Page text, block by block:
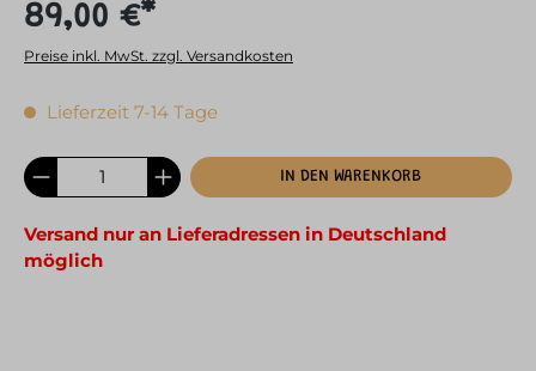
89,00 €*
Preise inkl. MwSt. zzgl. Versandkosten
Lieferzeit 7-14 Tage
IN DEN WARENKORB
Versand nur an Lieferadressen in Deutschland
möglich